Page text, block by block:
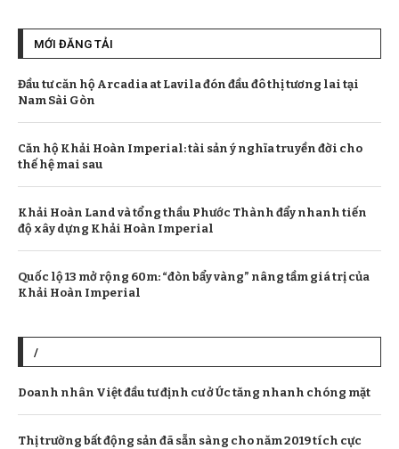
MỚI ĐĂNG TẢI
Đầu tư căn hộ Arcadia at Lavila đón đầu đô thị tương lai tại
Nam Sài Gòn
Căn hộ Khải Hoàn Imperial: tài sản ý nghĩa truyền đời cho
thế hệ mai sau
Khải Hoàn Land và tổng thầu Phước Thành đẩy nhanh tiến
độ xây dựng Khải Hoàn Imperial
Quốc lộ 13 mở rộng 60m: “đòn bẩy vàng” nâng tầm giá trị của
Khải Hoàn Imperial
/
Doanh nhân Việt đầu tư định cư ở Úc tăng nhanh chóng mặt
Thị trường bất động sản đã sẵn sàng cho năm 2019 tích cực